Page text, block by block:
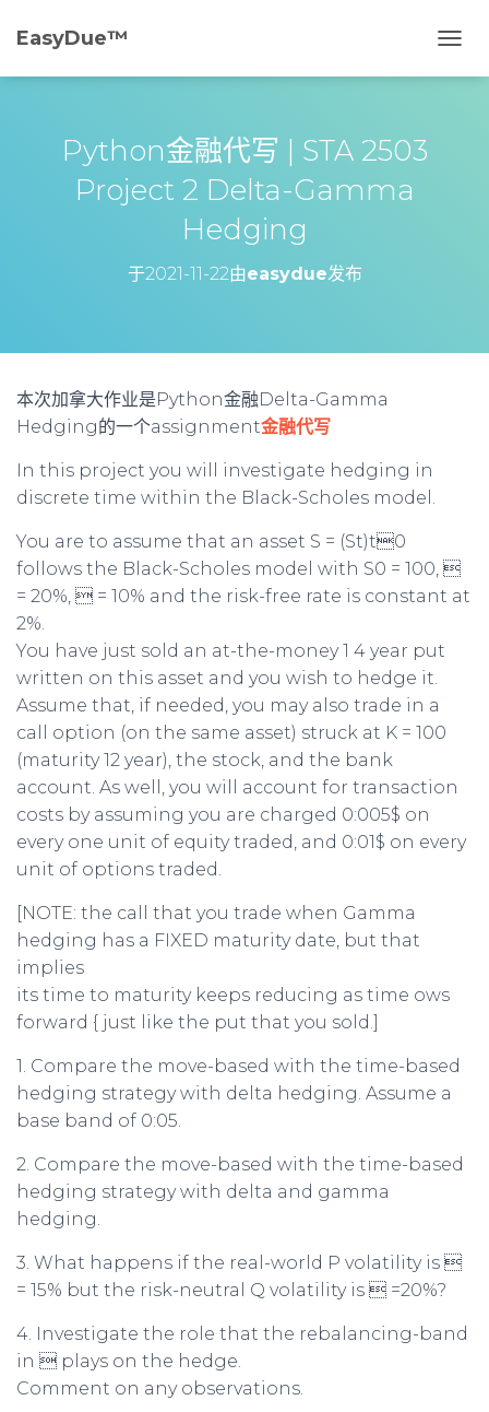
EasyDue™️
换
Python金融代写 | STA 2503
Project 2 Delta-Gamma
Hedging
于2021-11-22由easydue发布
本次加拿大作业是Python金融Delta-Gamma
Hedging的一个assignment金融代写
In this project you will investigate hedging in
discrete time within the Black-Scholes model.
You are to assume that an asset S = (St)t0
follows the Black-Scholes model with S0 = 100, 
= 20%,  = 10% and the risk-free rate is constant at
2%.
You have just sold an at-the-money 1 4 year put
written on this asset and you wish to hedge it.
Assume that, if needed, you may also trade in a
call option (on the same asset) struck at K = 100
(maturity 12 year), the stock, and the bank
account. As well, you will account for transaction
costs by assuming you are charged 0:005$ on
every one unit of equity traded, and 0:01$ on every
unit of options traded.
[NOTE: the call that you trade when Gamma
hedging has a FIXED maturity date, but that
implies
its time to maturity keeps reducing as time ows
forward { just like the put that you sold.]
1. Compare the move-based with the time-based
hedging strategy with delta hedging. Assume a
base band of 0:05.
2. Compare the move-based with the time-based
hedging strategy with delta and gamma
hedging.
3. What happens if the real-world P volatility is 
= 15% but the risk-neutral Q volatility is  =20%?
4. Investigate the role that the rebalancing-band
in  plays on the hedge.
Comment on any observations.